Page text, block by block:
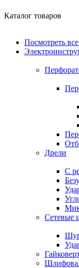
Каталог товаров
Посмотреть
Дрели
С
Сетевые